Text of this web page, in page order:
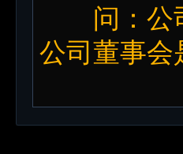
问：公司
公司董事会